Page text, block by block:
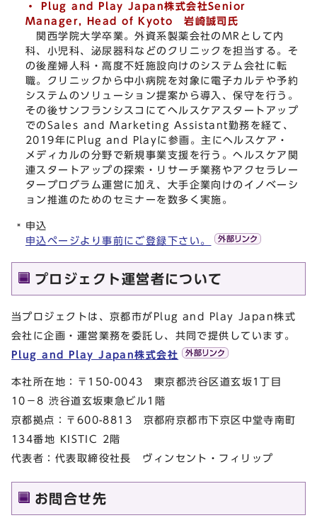
・ Plug and Play Japan株式会社Senior
Manager, Head of Kyoto岩崎誠司氏
関西学院大学卒業。外資系製薬会社のMRとして内
科、小児科、泌尿器科などのクリニックを担当する。そ
の後産婦人科・高度不妊施設向けのシステム会社に転
職。クリニックから中小病院を対象に電子カルテや予約
システムのソリューション提案から導入、保守を行う。
その後サンフランシスコにてヘルスケアスタートアップ
でのSales and Marketing Assistant勤務を経て、
2019年にPlug and Playに参画。主にヘルスケア・
メディカルの分野で新規事業支援を行う。ヘルスケア関
連スタートアップの探索・リサーチ業務やアクセラレー
タープログラム運営に加え、大手企業向けのイノベーシ
ョン推進のためのセミナーを数多く実施。
申込
申込ページより事前にご登録下さい。
プロジェクト運営者について
当プロジェクトは、京都市がPlug and Play Japan株式
会社に企画・運営業務を委託し、共同で提供しています。
Plug and Play Japan株式会社
本社所在地：〒150-0043 東京都渋谷区道玄坂1丁目
10−8 渋谷道玄坂東急ビル1階
京都拠点：〒600-8813 京都府京都市下京区中堂寺南町
134番地 KISTIC 2階
代表者：代表取締役社長 ヴィンセント・フィリップ
お問合せ先